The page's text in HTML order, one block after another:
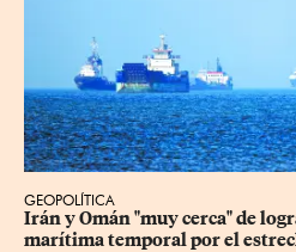
GEOPOLÍTICA
Irán y Omán "muy cerca" de
marítima temporal por el